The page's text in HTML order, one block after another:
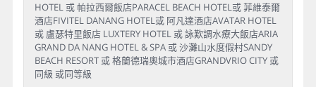
HOTEL 或 帕拉西爾飯店PARACEL BEACH HOTEL或 菲維泰爾
酒店FIVITEL DANANG HOTEL或 阿凡達酒店AVATAR HOTEL
或 盧瑟特里飯店 LUXTERY HOTEL 或 詠歎調水療大飯店ARIA
GRAND DA NANG HOTEL & SPA 或 沙灘山水度假村SANDY
BEACH RESORT 或 格蘭德瑞奧城市酒店GRANDVRIO CITY 或
同級 或同等級